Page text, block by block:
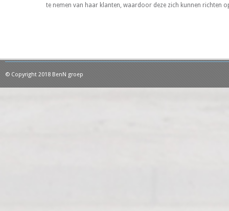
te nemen van haar klanten, waardoor deze zich kunnen richten
© Copyright 2018 BenN groep